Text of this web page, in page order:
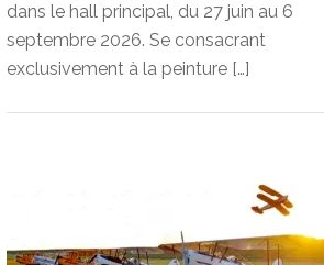
dans le hall principal, du 27 juin au 6
septembre 2026. Se consacrant
exclusivement à la peinture […]